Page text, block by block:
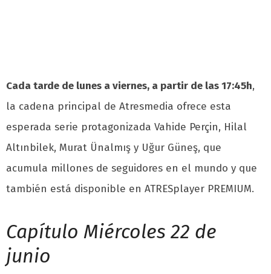
Cada tarde de lunes a viernes, a partir de las 17:45h,
la cadena principal de Atresmedia ofrece esta
esperada serie protagonizada Vahide Perçin, Hilal
Altınbilek, Murat Ünalmış y Uğur Güneş, que
acumula millones de seguidores en el mundo y que
también está disponible en ATRESplayer PREMIUM.
Capítulo Miércoles 22 de
junio